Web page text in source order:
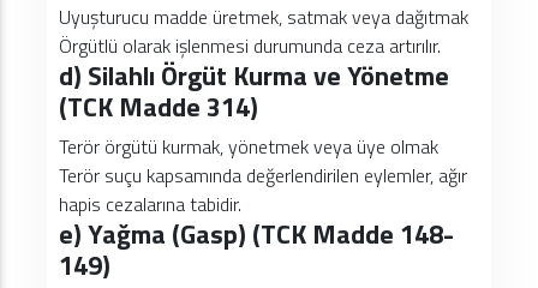
Uyuşturucu madde üretmek, satmak veya dağıtmak
Örgütlü olarak işlenmesi durumunda ceza artırılır.
d) Silahlı Örgüt Kurma ve Yönetme
(TCK Madde 314)
Terör örgütü kurmak, yönetmek veya üye olmak
Terör suçu kapsamında değerlendirilen eylemler, ağır
hapis cezalarına tabidir.
e) Yağma (Gasp) (TCK Madde 148-
149)